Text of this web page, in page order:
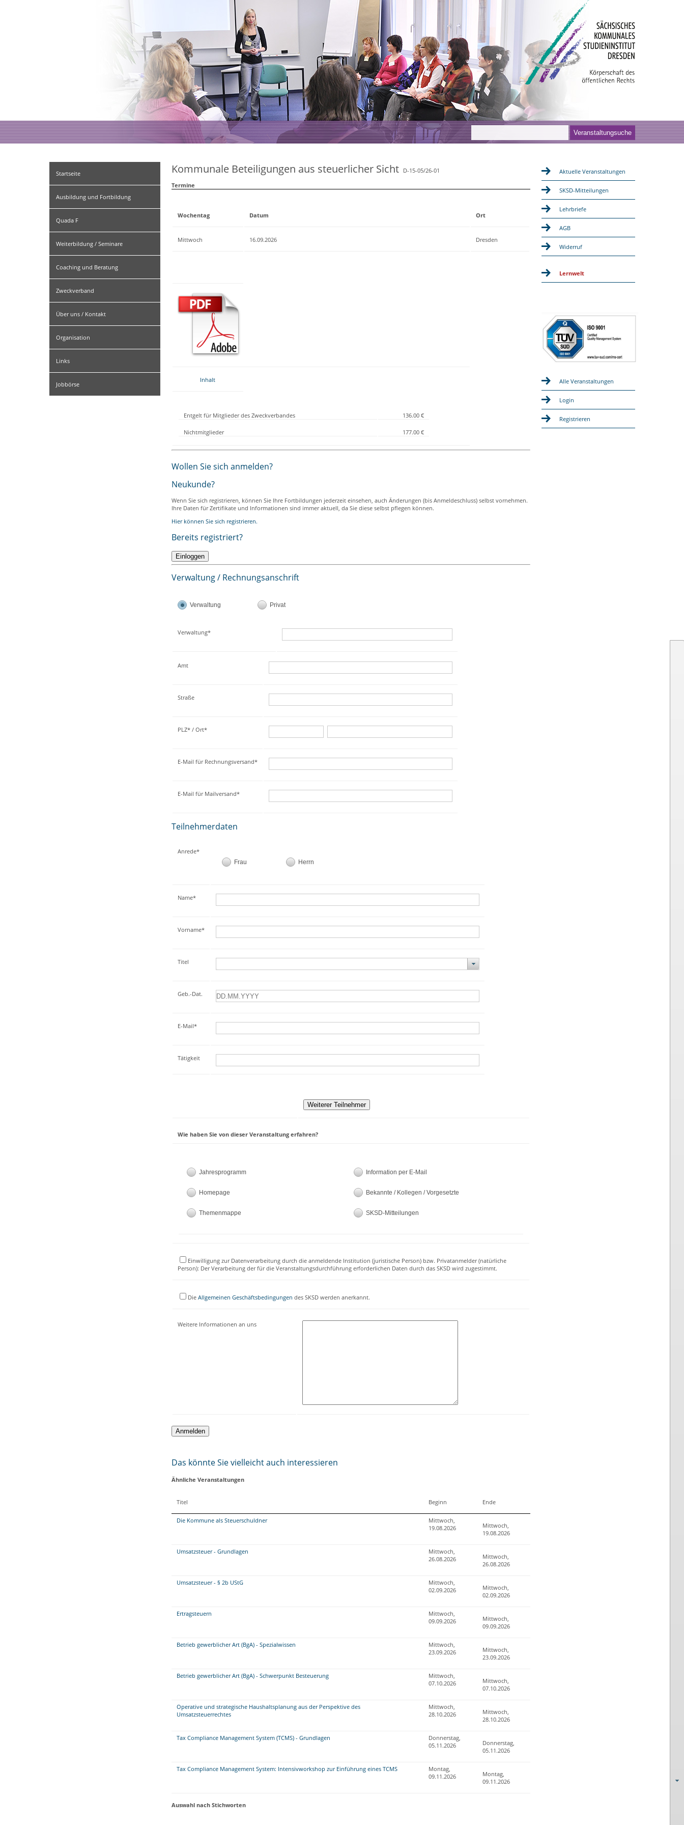
Startseite
Ausbildung und Fortbildung
Quada F
Weiterbildung / Seminare
Coaching und Beratung
Zweckverband
Über uns / Kontakt
Organisation
Links
Jobbörse
Kommunale Beteiligungen aus steuerlicher Sicht D-15-05/26-01
Termine
Wochentag Datum Ort
Mittwoch 16.09.2026 Dresden
Inhalt
Entgelt für Mitglieder des Zweckverbandes 136.00 €
Nichtmitglieder 177.00 €
Wollen Sie sich anmelden?
Neukunde?
Wenn Sie sich registrieren, können Sie Ihre Fortbildungen jederzeit einsehen, auch Änderungen (bis Anmeldeschluss) selbst vornehmen.
Ihre Daten für Zertifikate und Informationen sind immer aktuell, da Sie diese selbst pflegen können.
Hier können Sie sich registrieren.
Bereits registriert?
Verwaltung / Rechnungsanschrift
Verwaltung Privat
Verwaltung*
Amt
Straße
PLZ* / Ort*
E-Mail für Rechnungsversand*
E-Mail für Mailversand*
Teilnehmerdaten
Anrede*
Frau Herrn
Name*
Vorname*
Titel
Geb.-Dat.
E-Mail*
Tätigkeit
Wie haben Sie von dieser Veranstaltung erfahren?
Jahresprogramm Information per E-Mail
Homepage Bekannte / Kollegen / Vorgesetzte
Themenmappe SKSD-Mitteilungen
Einwilligung zur Datenverarbeitung durch die anmeldende Institution (juristische Person) bzw. Privatanmelder (natürliche
Person): Der Verarbeitung der für die Veranstaltungsdurchführung erforderlichen Daten durch das SKSD wird zugestimmt.
DieAllgemeinen Geschäftsbedingungen des SKSD werden anerkannt.
Weitere Informationen an uns
Das könnte Sie vielleicht auch interessieren
Ähnliche Veranstaltungen
Titel Beginn Ende
Die Kommune als Steuerschuldner
Mittwoch,
19.08.2026
Mittwoch,
19.08.2026
Umsatzsteuer - Grundlagen
Mittwoch,
26.08.2026
Mittwoch,
26.08.2026
Umsatzsteuer - § 2b UStG
Mittwoch,
02.09.2026
Mittwoch,
02.09.2026
Ertragsteuern
Mittwoch,
09.09.2026
Mittwoch,
09.09.2026
Betrieb gewerblicher Art (BgA) - Spezialwissen
Mittwoch,
23.09.2026
Mittwoch,
23.09.2026
Betrieb gewerblicher Art (BgA) - Schwerpunkt Besteuerung
Mittwoch,
07.10.2026
Mittwoch,
07.10.2026
Operative und strategische Haushaltsplanung aus der Perspektive des
Umsatzsteuerrechtes
Mittwoch,
28.10.2026
Mittwoch,
28.10.2026
Tax Compliance Management System (TCMS) - Grundlagen
Donnerstag,
05.11.2026
Donnerstag,
05.11.2026
Tax Compliance Management System: Intensivworkshop zur Einführung eines TCMS
Montag,
09.11.2026
Montag,
09.11.2026
Auswahl nach Stichworten
Aktuelle Veranstaltungen
SKSD-Mitteilungen
Lehrbriefe
AGB
Widerruf
Lernwelt
Alle Veranstaltungen
Login
Registrieren